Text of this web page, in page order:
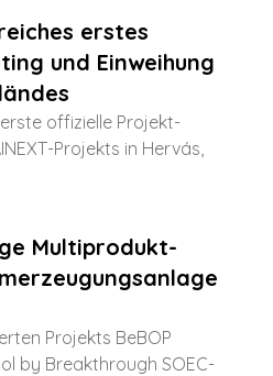
erstes
und Einweihung
offizielle Projekt-
Projekts in Hervás,
Multiprodukt-
Projekts BeBOP
by Breakthrough SOEC-